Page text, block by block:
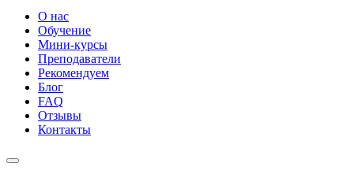
О нас
Обучение
Мини-курсы
Преподаватели
Рекомендуем
Блог
FAQ
Отзывы
Контакты